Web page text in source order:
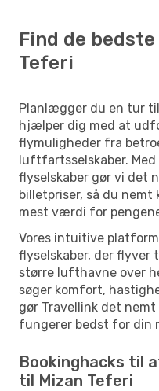
Find de
Teferi
Planlægger du en tur
hjælper dig med at
flymuligheder fra
luftfartsselskaber.
flyselskaber gør vi det
billetpriser, så du nemt
mest værdi for
Vores intuitive
flyselskaber, der flyver
større lufthavne over
søger komfort,
gør Travellink det
fungerer bedst for din
Bookinghacks til
til Mizan Teferi